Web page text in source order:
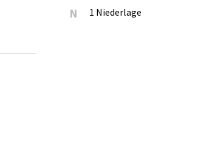
N 1 Niederlage